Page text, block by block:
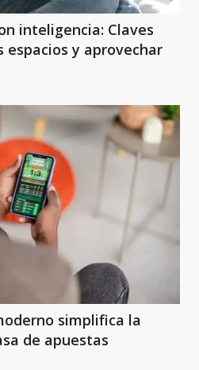
inteligencia: Claves
y aprovechar
simplifica la
de apuestas